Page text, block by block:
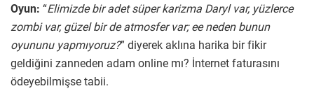
Oyun: “Elimizde bir adet süper karizma Daryl var, yüzlerce
zombi var, güzel bir de atmosfer var; ee neden bunun
oyununu yapmıyoruz?” diyerek aklına harika bir fikir
geldiğini zanneden adam online mı? İnternet faturasını
ödeyebilmişse tabii.